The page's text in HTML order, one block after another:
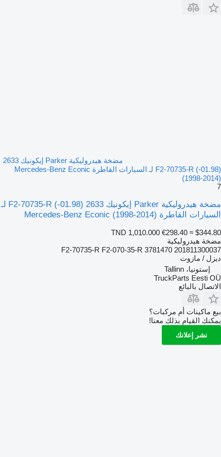
مضخة هيدروليكية Parker إيكونيك 2633
(01.98-) F2-70735-R لـ السيارات القاطرة Mercedes-Benz Econic
(1998-2014)
7
مضخة هيدروليكية Parker إيكونيك 2633 (01.98-) F2-70735-R لـ
السيارات القاطرة Mercedes-Benz Econic (1998-2014)
TND 1,010.000 €298.40 ≈ $344.80
مضخة هيدروليكية
F2-70735-R F2-070-35-R 3781470 201811300037
ديزل / مازوت
إستونيا، Tallinn
TruckParts Eesti OÜ
الاتصال بالبائع
بيع ماكينات أم مركبات؟
يمكنك القيام بذلك معنا!
نشر إعلانك